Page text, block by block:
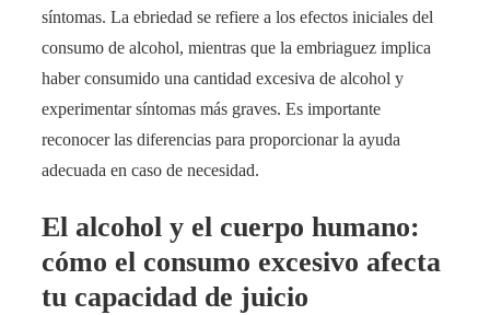
síntomas. La ebriedad se refiere a los efectos iniciales del
consumo de alcohol, mientras que la embriaguez implica
haber consumido una cantidad excesiva de alcohol y
experimentar síntomas más graves. Es importante
reconocer las diferencias para proporcionar la ayuda
adecuada en caso de necesidad.
El alcohol y el cuerpo humano:
cómo el consumo excesivo afecta
tu capacidad de juicio